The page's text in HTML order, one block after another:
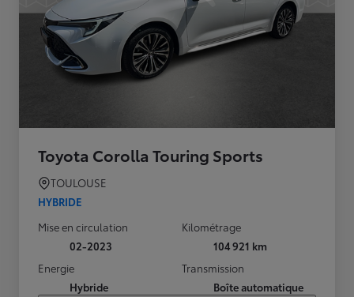
Toyota Corolla Touring Sports
TOULOUSE
HYBRIDE
Mise en circulation
02-2023
Kilométrage
104 921 km
Energie
Hybride
Transmission
Boîte automatique